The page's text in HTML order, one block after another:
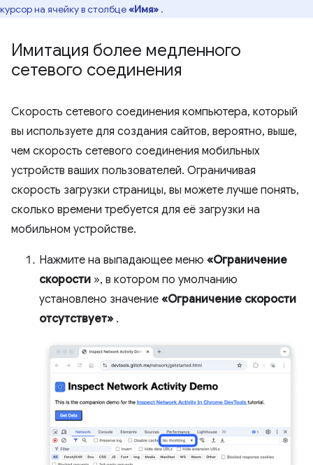
курсор на ячейку в столбце«Имя» .
Имитация более медленного
сетевого соединения
Скорость сетевого соединения компьютера, который
вы используете для создания сайтов, вероятно, выше,
чем скорость сетевого соединения мобильных
устройств ваших пользователей. Ограничивая
скорость загрузки страницы, вы можете лучше понять,
сколько времени требуется для её загрузки на
мобильном устройстве.
Нажмите на выпадающее меню «Ограничение
скорости », в котором по умолчанию
установлено значение «Ограничение скорости
отсутствует» .